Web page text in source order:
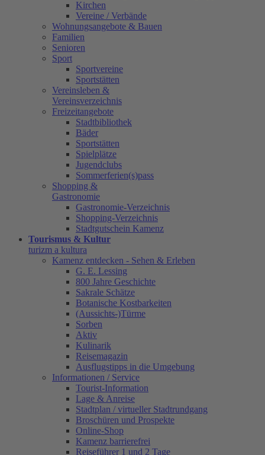
Kirchen
Vereine / Verbände
Wohnungsangebote & Bauen
Familien
Senioren
Sport
Sportvereine
Sportstätten
Vereinsleben &
Vereinsverzeichnis
Freizeitangebote
Stadtbibliothek
Bäder
Sportstätten
Spielplätze
Jugendclubs
Sommerferien(s)pass
Shopping &
Gastronomie
Gastronomie-Verzeichnis
Shopping-Verzeichnis
Stadtgutschein Kamenz
Tourismus & Kultur
turizm a kultura
Kamenz entdecken - Sehen & Erleben
G. E. Lessing
800 Jahre Geschichte
Sakrale Schätze
Botanische Kostbarkeiten
(Aussichts-)Türme
Sorben
Aktiv
Kulinarik
Reisemagazin
Ausflugstipps in die Umgebung
Informationen / Service
Tourist-Information
Lage & Anreise
Stadtplan / virtueller Stadtrundgang
Broschüren und Prospekte
Online-Shop
Kamenz barrierefrei
Reiseführer 1 und 2 Tage